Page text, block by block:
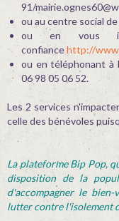
91/
ou au centre social
ou en vous
confiancehttp://
ou en téléphonant à
06 98 05 06 52.
Les 2 services
celle des bénévoles
La plateforme Bip Pop,
disposition de la
d'accompagner le
lutter contre l'isolement